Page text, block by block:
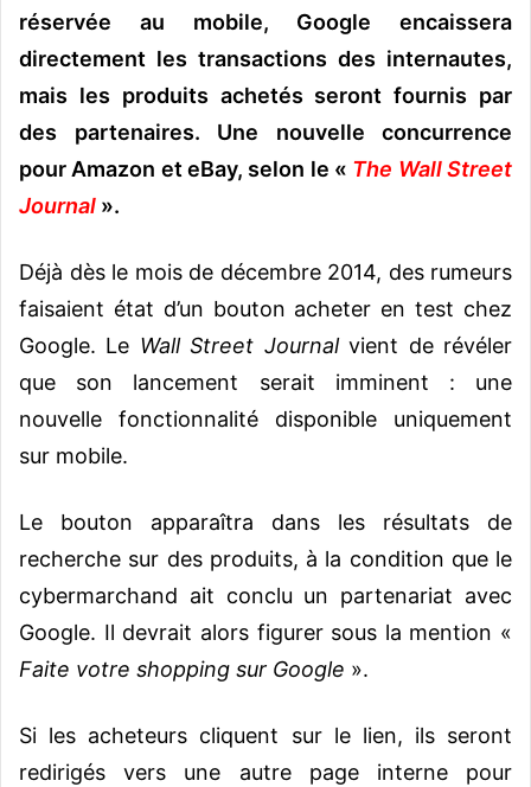
l
réservée au mobile, Google encaissera
directement les transactions des internautes,
mais les produits achetés seront fournis par
des partenaires. Une nouvelle concurrence
pour Amazon et eBay, selon le « The Wall Street
Journal ».
Déjà dès le mois de décembre 2014, des rumeurs
faisaient état d’un bouton acheter en test chez
Google. Le Wall Street Journalvient de révéler
que son lancement serait imminent : une
nouvelle fonctionnalité disponible uniquement
sur mobile.
Le bouton apparaîtra dans les résultats de
recherche sur des produits, à la condition que le
cybermarchand ait conclu un partenariat avec
Google. Il devrait alors figurer sous la mention «
Faite votre shopping sur Google ».
Si les acheteurs cliquent sur le lien, ils seront
redirigés vers une autre page interne pour